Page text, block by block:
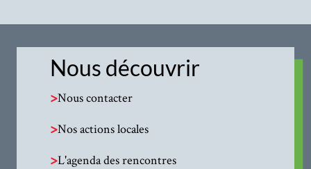
Nous découvrir
>Nous contacter
>Nos actions locales
>L'agenda des rencontres